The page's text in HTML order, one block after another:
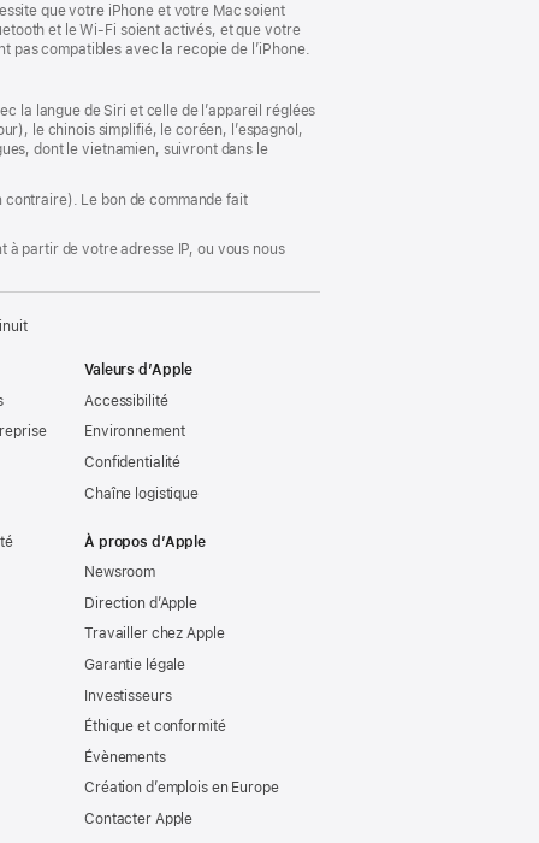
que votre iPhone et votre Mac soient
et le Wi-Fi soient activés, et que votre
pas compatibles avec la recopie de l’iPhone.
la langue de Siri et celle de l’appareil réglées
le chinois simplifié, le coréen, l’espagnol,
dont le vietnamien, suivront dans le
contraire). Le bon de commande fait
partir de votre adresse IP, ou vous nous
Valeurs d’Apple
Accessibilité
Environnement
Confidentialité
Chaîne logistique
À propos d’Apple
Newsroom
Direction d’Apple
Travailler chez Apple
Garantie légale
Investisseurs
Éthique et conformité
Évènements
Création d’emplois en Europe
Contacter Apple